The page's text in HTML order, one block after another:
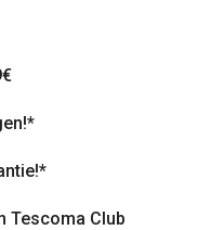
Tescoma Club